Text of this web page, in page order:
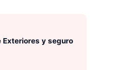
Exteriores y seguro